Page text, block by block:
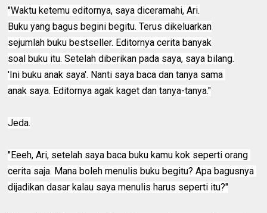
"Waktu ketemu editornya, saya diceramahi, Ari.
Buku yang bagus begini begitu. Terus dikeluarkan
sejumlah buku bestseller. Editornya cerita banyak
soal buku itu. Setelah diberikan pada saya, saya bilang.
'Ini buku anak saya'. Nanti saya baca dan tanya sama
anak saya. Editornya agak kaget dan tanya-tanya."
Jeda.
"Eeeh, Ari, setelah saya baca buku kamu kok seperti orang
cerita saja. Mana boleh menulis buku begitu? Apa bagusnya
dijadikan dasar kalau saya menulis harus seperti itu?"